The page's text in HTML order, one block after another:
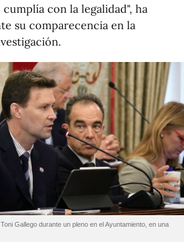
con la legalidad", ha
su comparecencia en la
Gallego durante un pleno en el Ayuntamiento, en una